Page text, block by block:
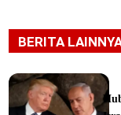
BERITA